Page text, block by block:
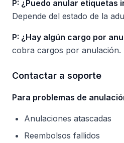
P: ¿Puedo anular etiquetas
Depende del estado de la
P: ¿Hay algún cargo por
cobra cargos por anulación.
Contactar a soporte
Para problemas de
Anulaciones atascadas
Reembolsos fallidos